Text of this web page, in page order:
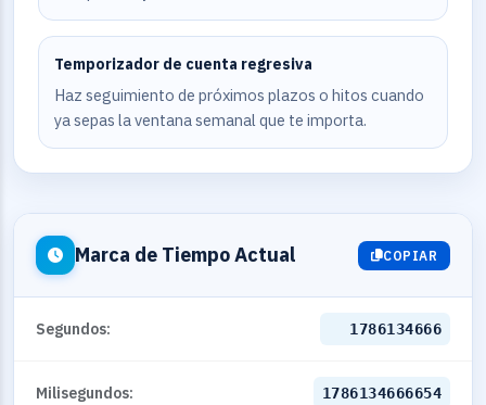
Temporizador de cuenta regresiva
Haz seguimiento de próximos plazos o hitos cuando
ya sepas la ventana semanal que te importa.
Marca de Tiempo Actual COPIAR
Segundos: 1786134666
Milisegundos: 1786134666654